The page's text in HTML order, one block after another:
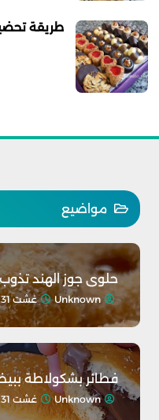
طريقة
مواضيع
حلوى جوز الهند
Unknown غشت 31, 2024
فطائر بشكولاطة
Unknown غشت 31, 2024